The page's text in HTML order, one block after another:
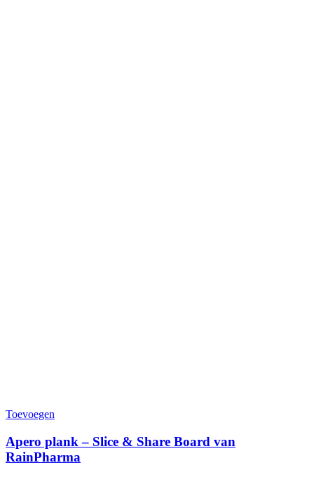
Toevoegen
Apero plank – Slice & Share Board van
RainPharma